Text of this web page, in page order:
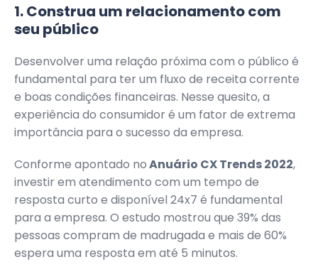
1. Construa um relacionamento com
seu público
Desenvolver uma relação próxima com o público é
fundamental para ter um fluxo de receita corrente
e boas condições financeiras. Nesse quesito, a
experiência do consumidor é um fator de extrema
importância para o sucesso da empresa.
Conforme apontado noAnuário CX Trends 2022,
investir em atendimento com um tempo de
resposta curto e disponível 24x7 é fundamental
para a empresa. O estudo mostrou que 39% das
pessoas compram de madrugada e mais de 60%
espera uma resposta em até 5 minutos.